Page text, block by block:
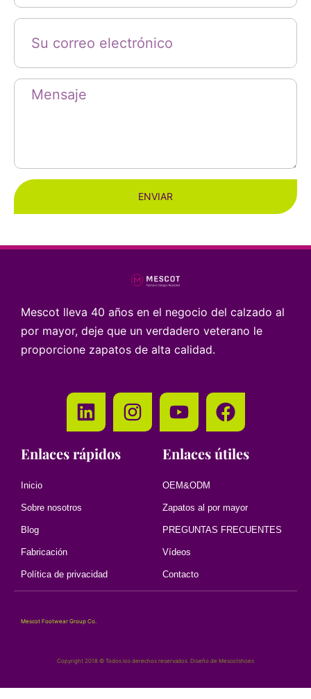
ENVIAR
Mescot lleva 40 años en el negocio del calzado al
por mayor, deje que un verdadero veterano le
proporcione zapatos de alta calidad.
Enlaces rápidos
Inicio
Sobre nosotros
Blog
Fabricación
Política de privacidad
Enlaces útiles
OEM&ODM
Zapatos al por mayor
PREGUNTAS FRECUENTES
Vídeos
Contacto
Mescot Footwear Group Co.
Copyright 2018 © Todos los derechos reservados. Diseño de Mescotshoes